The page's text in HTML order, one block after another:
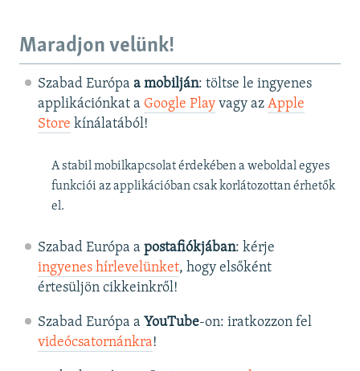
Maradjon velünk!
Szabad Európa a mobilján: töltse le ingyenes
applikációnkat a Google Playvagy az Apple
Store kínálatából!
A stabil mobilkapcsolat érdekében a weboldal egyes
funkciói az applikációban csak korlátozottan érhetők
el.
Szabad Európa a postafiókjában: kérje
ingyenes hírlevelünket, hogy elsőként
értesüljön cikkeinkről!
Szabad Európa a YouTube-on: iratkozzon fel
videócsatornánkra!